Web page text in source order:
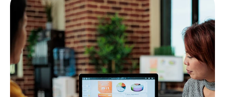
gestão da produção independente.